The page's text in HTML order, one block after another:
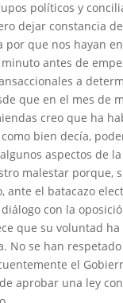
políticos y
dejar constancia
por que nos hayan
antes de
a
que en el mes de
creo que ha
bien decía,
aspectos de
malestar porque,
ante el batacazo
con la
que su voluntad
No se han
el
aprobar una ley